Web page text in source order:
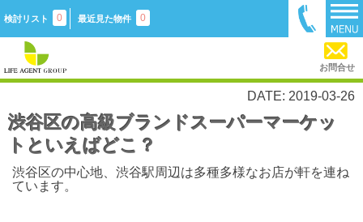
検討リスト 0 最近見た物件 0
お問合せ
DATE: 2019-03-26
渋谷区の高級ブランドスーパーマーケッ
トといえばどこ？
渋谷区の中心地、渋谷駅周辺は多種多様なお店が軒を連ね
ています。